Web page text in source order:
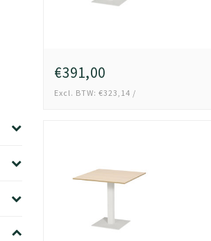
€391,00
Excl. BTW: €323,14 /